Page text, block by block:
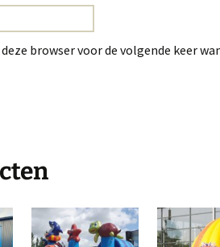
browser voor de volgende keer